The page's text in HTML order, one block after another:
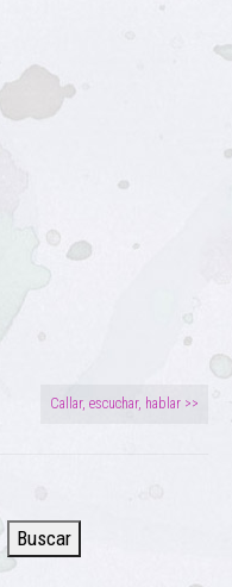
Callar, escuchar, hablar >>
Buscar